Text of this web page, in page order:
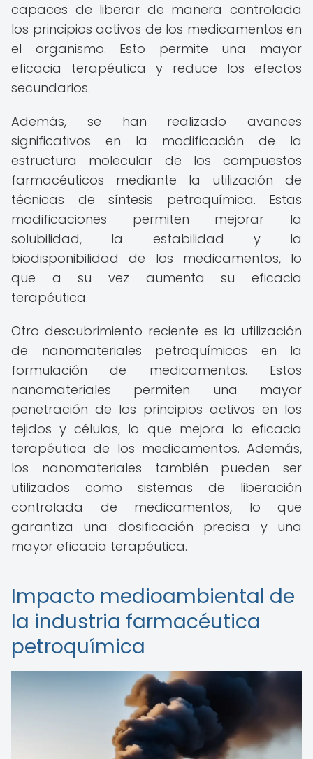
capaces de liberar de manera controlada
los principios activos de los medicamentos en
el organismo. Esto permite una mayor
eficacia terapéutica y reduce los efectos
secundarios.
Además, se han realizado avances
significativos en la modificación de la
estructura molecular de los compuestos
farmacéuticos mediante la utilización de
técnicas de síntesis petroquímica. Estas
modificaciones permiten mejorar la
solubilidad, la estabilidad y la
biodisponibilidad de los medicamentos, lo
que a su vez aumenta su eficacia
terapéutica.
Otro descubrimiento reciente es la utilización
de nanomateriales petroquímicos en la
formulación de medicamentos. Estos
nanomateriales permiten una mayor
penetración de los principios activos en los
tejidos y células, lo que mejora la eficacia
terapéutica de los medicamentos. Además,
los nanomateriales también pueden ser
utilizados como sistemas de liberación
controlada de medicamentos, lo que
garantiza una dosificación precisa y una
mayor eficacia terapéutica.
Impacto medioambiental de
la industria farmacéutica
petroquímica